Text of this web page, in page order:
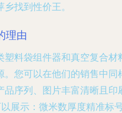
找到性价王。
理由
塑料袋组件器和真空复合材
。您可以在他们的销售中同
品序列、图片丰富清晰且印
以展示：微米数厚度精准标